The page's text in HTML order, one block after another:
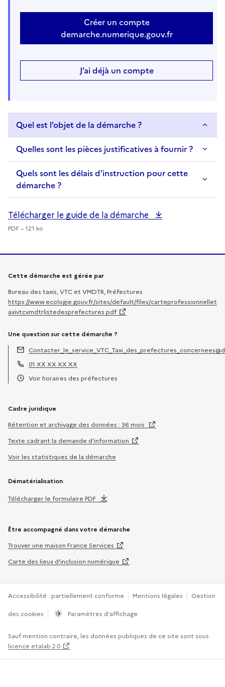
Créer un compte
demarche.numerique.gouv.fr
J’ai déjà un compte
Quel est l’objet de la démarche ?
Quelles sont les pièces justificatives à fournir ?
Quels sont les délais d’instruction pour cette
démarche ?
Télécharger le guide de la démarche
PDF – 121 ko
Informations sur la démarche
Cette démarche est gérée par
Bureau des taxis, VTC et VMDTR, Préfectures
https://www.ecologie.gouv.fr/sites/default/files/carteprofessionnellet
axivtcvmdtrlistedesprefectures.pdf
Une question sur cette démarche ?
Adresse électronique :
Téléphone :
01 XX XX XX XX
Voir horaires des préfectures
Cadre juridique
Rétention et archivage des données : 36 mois
Texte cadrant la demande d’information
Voir les statistiques de la démarche
Dématérialisation
Télécharger le formulaire PDF
Être accompagné dans votre démarche
Trouver une maison France Services
Carte des lieux d’inclusion numérique
Accessibilité : partiellement conforme Mentions légales Gestion
des cookies Paramètres d’affichage
Sauf mention contraire, les données publiques de ce site sont sous
licence etalab 2.0